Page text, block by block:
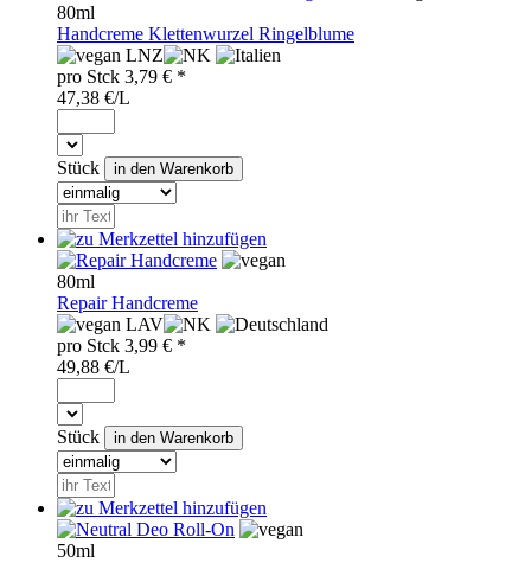
80ml
Handcreme Klettenwurzel Ringelblume
LNZ
pro Stck 3,79 € *
47,38 €/L
Stück
80ml
Repair Handcreme
LAV
pro Stck 3,99 € *
49,88 €/L
Stück
50ml